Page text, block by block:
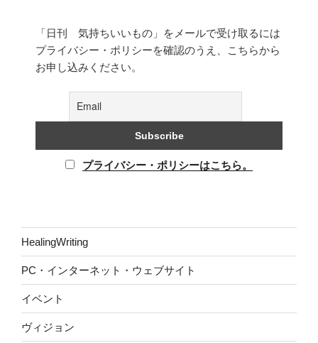
「日刊 気持ちいいもの」をメールで受け取るには
プライバシー・ポリシーを確認のうえ、こちらから
お申し込みください。
プライバシー・ポリシーはこちら。
HealingWriting
PC・インターネット・ウェブサイト
イベント
ヴィジョン